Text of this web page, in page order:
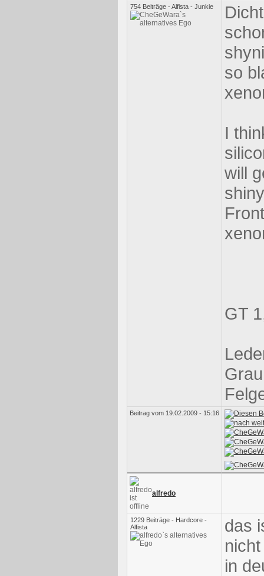
754 Beiträge - Alfista - Junkie
so
I
will
GT
Beitrag vom 19.02.2009 - 15:16
alfredo
1229 Beiträge - Hardcore -
Alfista
das
in